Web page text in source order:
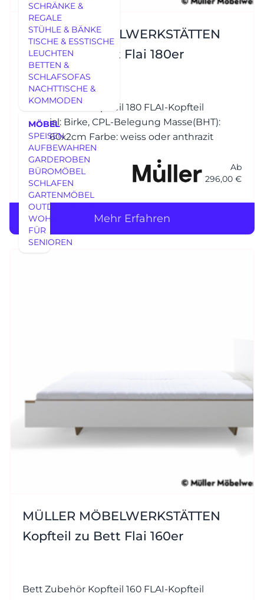
SCHRÄNKE &
REGALE
STÜHLE & BÄNKE
TISCHE & ESSTISCHE
LEUCHTEN
BETTEN &
SCHLAFSOFAS
NACHTTISCHE &
KOMMODEN
MÖBEL
MÖBEL
SPEISEN
AUFBEWAHREN
GARDEROBEN
BÜROMÖBEL
SCHLAFEN
GARTENMÖBEL
OUTDOORMÖBEL
WOHNEN
FÜR
SENIOREN
MÜLLER MÖBELWERKSTÄTTEN
Kopfteil zu Bett Flai 180er
Bett Zubehör Kopfteil 180 FLAI-Kopfteil
Material: Birke, CPL-Belegung Masse(BHT):
179,8x60x2cm Farbe: weiss oder anthrazit
Ab
296,00 €
Mehr Erfahren
MÜLLER MÖBELWERKSTÄTTEN
Kopfteil zu Bett Flai 160er
Bett Zubehör Kopfteil 160 FLAI-Kopfteil